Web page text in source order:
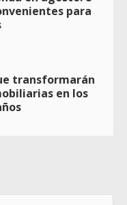
para
transformarán
en los